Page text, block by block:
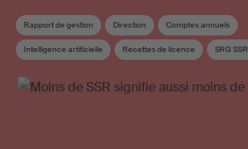
Rapport de gestion Direction Comptes annuels
Intelligence artificielle Recettes de licence SRG SSR